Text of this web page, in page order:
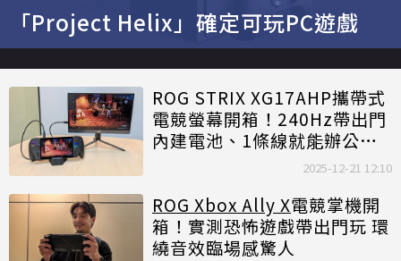
「Project Helix」確定可玩PC遊戲
ROG STRIX XG17AHP攜帶式
電競螢幕開箱！240Hz帶出門
內建電池、1條線就能辦公玩
2025-12-21 12:10
ROG Xbox Ally X電競掌機開
箱！實測恐怖遊戲帶出門玩 環
繞音效臨場感驚人